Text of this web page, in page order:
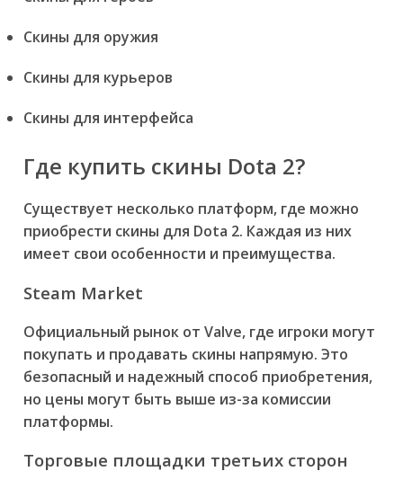
Скины для оружия
Скины для курьеров
Скины для интерфейса
Где купить скины Dota 2?
Существует несколько платформ, где можно
приобрести скины для Dota 2. Каждая из них
имеет свои особенности и преимущества.
Steam Market
Официальный рынок от Valve, где игроки могут
покупать и продавать скины напрямую. Это
безопасный и надежный способ приобретения,
но цены могут быть выше из-за комиссии
платформы.
Торговые площадки третьих сторон